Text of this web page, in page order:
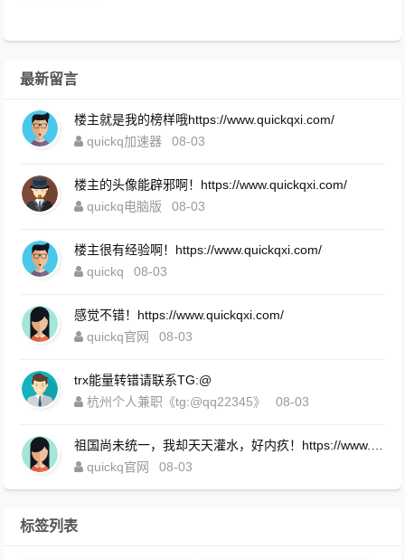
最新留言
楼主就是我的榜样哦https://www.quickqxi.com/
quickq加速器
08-03
楼主的头像能辟邪啊！https://www.quickqxi.com/
quickq电脑版
08-03
楼主很有经验啊！https://www.quickqxi.com/
quickq
08-03
感觉不错！https://www.quickqxi.com/
quickq官网
08-03
trx能量转错请联系TG:@
杭州个人兼职《tg:@qq22345》
08-03
quickq官网
08-03
标签列表